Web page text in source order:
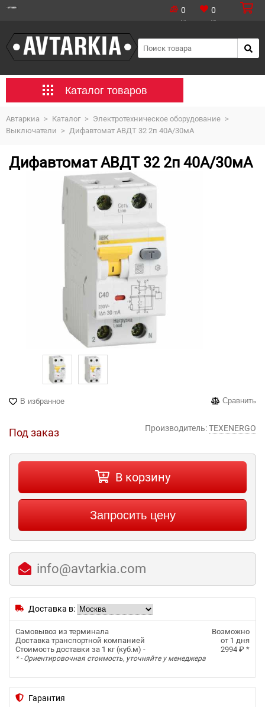
0 0
Каталог товаров
Автаркиа > Каталог > Электротехническое оборудование >
Выключатели > Дифавтомат АВДТ 32 2п 40А/30мА
Дифавтомат АВДТ 32 2п 40А/30мА
В избранное Сравнить
Под заказ Производитель:TEXENERGO
В корзину
Запросить цену
info@avtarkia.com
Доставка в:
Самовывоз из терминала
Возможно
Доставка транспортной компанией
от 1 дня
Стоимость доставки за 1 кг (куб.м) -
2994 ₽ *
* - Ориентировочная стоимость, уточняйте у менеджера
Гарантия